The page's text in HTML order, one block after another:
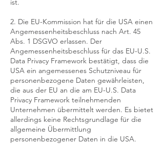
ist.
2. Die EU-Kommission hat für die USA einen
Angemessenheitsbeschluss nach Art. 45
Abs. 1 DSGVO erlassen. Der
Angemessenheitsbeschluss für das EU-U.S.
Data Privacy Framework bestätigt, dass die
USA ein angemessenes Schutzniveau für
personenbezogene Daten gewährleisten,
die aus der EU an die am EU-U.S. Data
Privacy Framework teilnehmenden
Unternehmen übermittelt werden. Es bietet
allerdings keine Rechtsgrundlage für die
allgemeine Übermittlung
personenbezogener Daten in die USA.